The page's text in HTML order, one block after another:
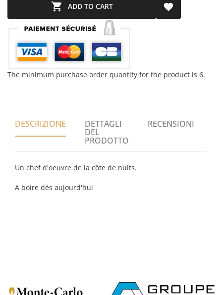
 ADD TO CART 
The minimum purchase order quantity for the product is 6.
DESCRIZIONE DETTAGLI
DEL
PRODOTTO
RECENSIONI
Un chef d'oeuvre de la côte de nuits.
A boire dès aujourd'hui